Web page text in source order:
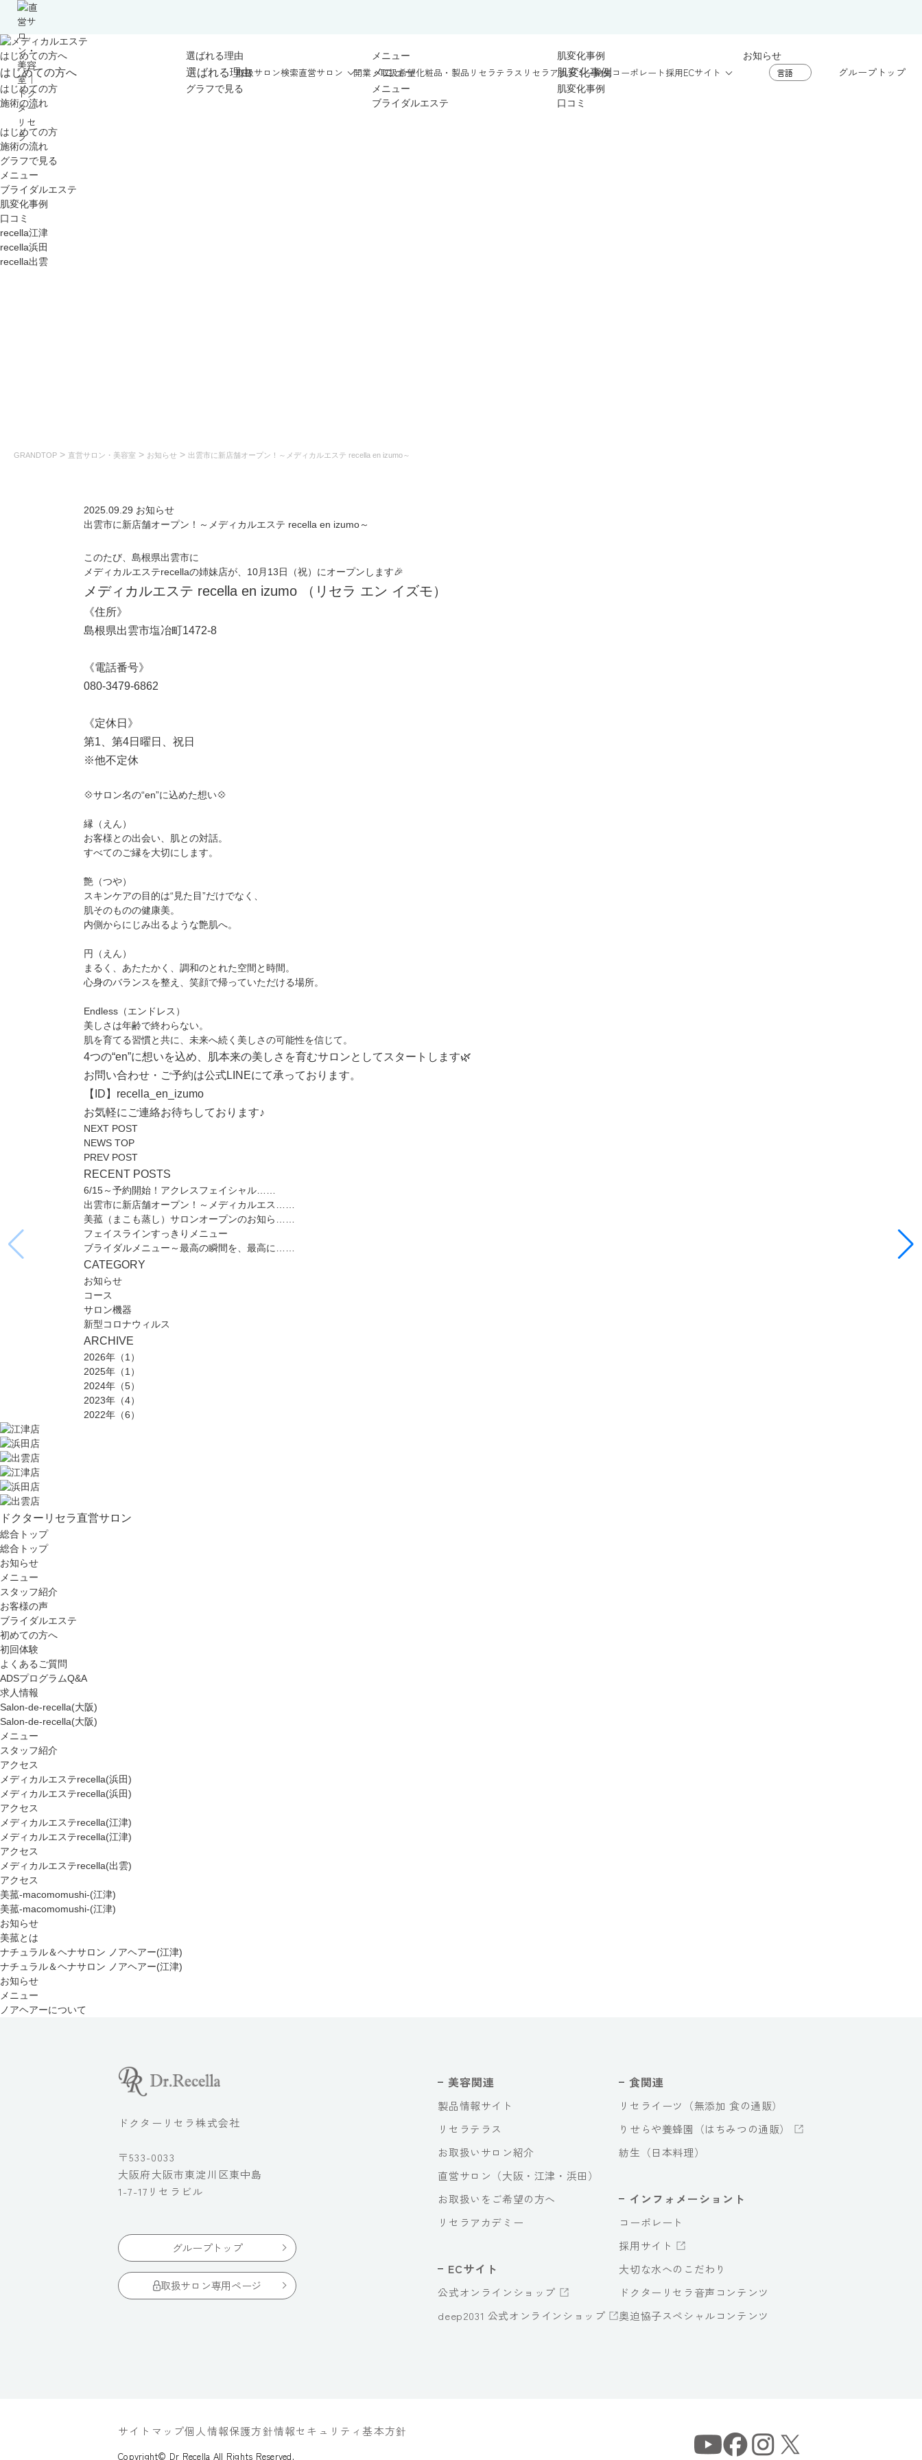
取扱サロン検索直営サロン 開業・取扱希望化粧品・製品 リセラテラス リセラアカデミー紡生コーポレート採用ECサイト グループトップ
はじめての方へ
はじめての方へ
はじめての方
施術の流れ
選ばれる理由
選ばれる理由
グラフで見る
メニュー
メニュー
メニュー
ブライダルエステ
肌変化事例
肌変化事例
肌変化事例
口コミ
お知らせ
はじめての方
施術の流れ
グラフで見る
メニュー
ブライダルエステ
肌変化事例
口コミ
recella江津
recella浜田
recella出雲
GRANDTOP > 直営サロン・美容室 > お知らせ > 出雲市に新店舗オープン！～メディカルエステ recella en izumo～
2025.09.29 お知らせ
出雲市に新店舗オープン！～メディカルエステ recella en izumo～
このたび、島根県出雲市に
メディカルエステrecellaの姉妹店が、10月13日（祝）にオープンします🎉
メディカルエステ recella en izumo （リセラ エン イズモ）
《住所》
島根県出雲市塩冶町1472-8
《電話番号》
⁡080-3479-6862
《定休日》
第1、第4日曜日、祝日
※他不定休
💠サロン名の“en”に込めた想い💠
縁（えん）
お客様との出会い、肌との対話。
すべてのご縁を大切にします。
艶（つや）
スキンケアの目的は“見た目”だけでなく、
肌そのものの健康美。
内側からにじみ出るような艶肌へ。
円（えん）
まるく、あたたかく、調和のとれた空間と時間。
心身のバランスを整え、笑顔で帰っていただける場所。
Endless（エンドレス）
美しさは年齢で終わらない。
肌を育てる習慣と共に、未来へ続く美しさの可能性を信じて。
4つの“en”に想いを込め、肌本来の美しさを育むサロンとしてスタートします🌿
お問い合わせ・ご予約は公式LINEにて承っております。
【ID】recella_en_izumo
お気軽にご連絡お待ちしております♪
NEXT POST
NEWS TOP
PREV POST
RECENT POSTS
6/15～予約開始！アクレスフェイシャル……
出雲市に新店舗オープン！～メディカルエス……
美菰（まこも蒸し）サロンオープンのお知ら……
フェイスラインすっきりメニュー
ブライダルメニュー～最高の瞬間を、最高に……
CATEGORY
お知らせ
コース
サロン機器
新型コロナウィルス
ARCHIVE
2026年（1）
2025年（1）
2024年（5）
2023年（4）
2022年（6）
ドクターリセラ直営サロン
総合トップ
総合トップ
お知らせ
メニュー
スタッフ紹介
お客様の声
ブライダルエステ
初めての方へ
初回体験
よくあるご質問
ADSプログラムQ&A
求人情報
Salon-de-recella(大阪)
Salon-de-recella(大阪)
メニュー
スタッフ紹介
アクセス
メディカルエステrecella(浜田)
メディカルエステrecella(浜田)
アクセス
メディカルエステrecella(江津)
メディカルエステrecella(江津)
アクセス
メディカルエステrecella(出雲)
アクセス
美菰-macomomushi-(江津)
美菰-macomomushi-(江津)
お知らせ
美菰とは
ナチュラル＆ヘナサロン ノアヘアー(江津)
ナチュラル＆ヘナサロン ノアヘアー(江津)
お知らせ
メニュー
ノアヘアーについて
ドクターリセラ株式会社
〒533-0033
大阪府大阪市東淀川区東中島
1-7-17リセラビル
グループトップ
取扱サロン専用ページ
美容関連
製品情報サイト
リセラテラス
お取扱いサロン紹介
直営サロン（大阪・江津・浜田）
お取扱いをご希望の方へ
リセラアカデミー
ECサイト
公式オンラインショップ
deep2031 公式オンラインショップ
食関連
リセライーツ（無添加 食の通販）
りせらや養蜂園（はちみつの通販）
紡生（日本料理）
インフォメーショント
コーポレート
採用サイト
大切な水へのこだわり
ドクターリセラ音声コンテンツ
奥迫協子スペシャルコンテンツ
サイトマップ個人情報保護方針情報セキュリティ基本方針
Copyright© Dr Recella All Rights Reserved.